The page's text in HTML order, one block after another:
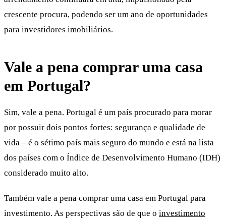
crescente procura, podendo ser um ano de oportunidades
para investidores imobiliários.
Vale a pena comprar uma casa
em Portugal?
Sim, vale a pena. Portugal é um país procurado para morar
por possuir dois pontos fortes: segurança e qualidade de
vida – é o sétimo país mais seguro do mundo e está na lista
dos países com o Índice de Desenvolvimento Humano (IDH)
considerado muito alto.
Também vale a pena comprar uma casa em Portugal para
investimento. As perspectivas são de que o investimento